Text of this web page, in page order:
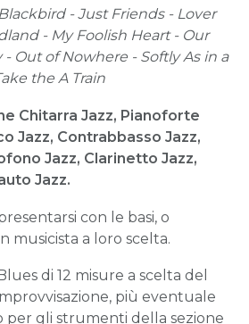
-Just Friends- Lover
- My Foolish Heart - Our
- Out of Nowhere - SoftlyAs in a
the A Train
Chitarra Jazz, Pianoforte
Jazz, Contrabbasso Jazz,
Jazz, Clarinetto Jazz,
Jazz.
con le basi, o
musicista a loro scelta.
di 12 misure a scelta del
più eventuale
per gli strumenti della sezione